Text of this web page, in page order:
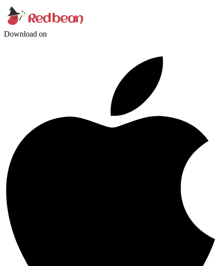
Download on